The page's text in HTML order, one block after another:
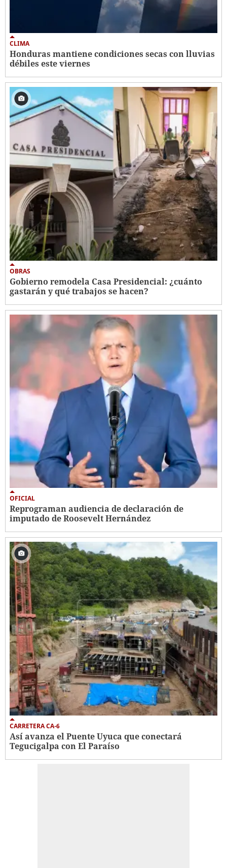
CLIMA
Honduras mantiene condiciones secas con lluvias
débiles este viernes
OBRAS
Gobierno remodela Casa Presidencial: ¿cuánto
gastarán y qué trabajos se hacen?
OFICIAL
Reprograman audiencia de declaración de
imputado de Roosevelt Hernández
CARRETERA CA-6
Así avanza el Puente Uyuca que conectará
Tegucigalpa con El Paraíso